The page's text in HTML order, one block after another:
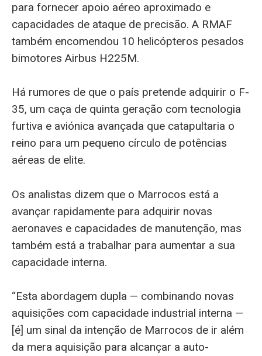
para fornecer apoio aéreo aproximado e
capacidades de ataque de precisão. A RMAF
também encomendou 10 helicópteros pesados
bimotores Airbus H225M.
Há rumores de que o país pretende adquirir o F-
35, um caça de quinta geração com tecnologia
furtiva e aviónica avançada que catapultaria o
reino para um pequeno círculo de potências
aéreas de elite.
Os analistas dizem que o Marrocos está a
avançar rapidamente para adquirir novas
aeronaves e capacidades de manutenção, mas
também está a trabalhar para aumentar a sua
capacidade interna.
“Esta abordagem dupla — combinando novas
aquisições com capacidade industrial interna —
[é] um sinal da intenção de Marrocos de ir além
da mera aquisição para alcançar a auto-